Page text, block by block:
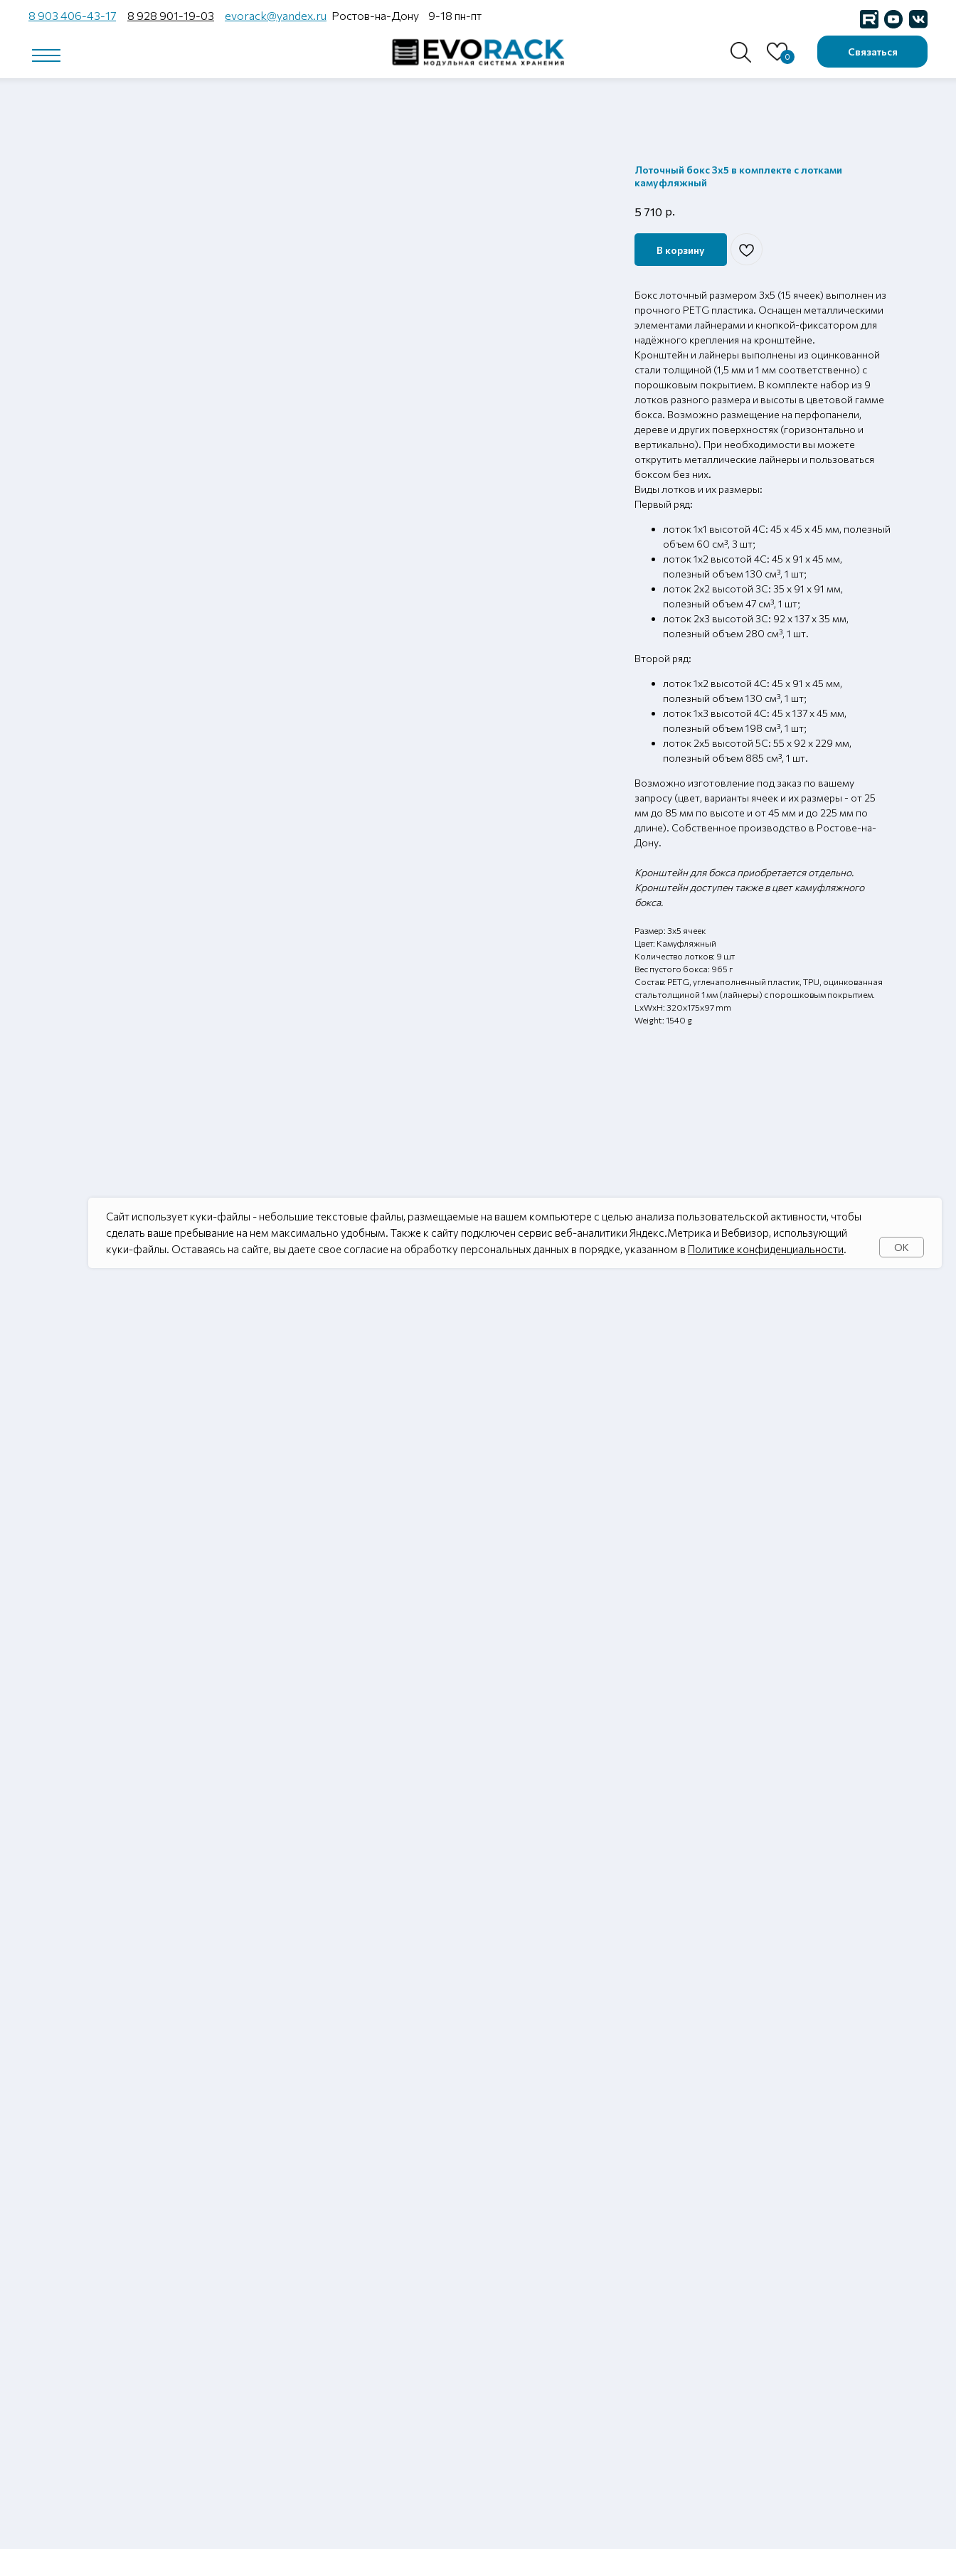
8 903 406-43-17
Связаться
Ростов-на-Дону
evorack@yandex.ru 9-18 пн-пт
8 928 901-19-03
0
Лоточный бокс 3х5 в комплекте с лотками
камуфляжный
5 710 р.
В корзину
Бокс лоточный размером 3х5 (15 ячеек) выполнен из
прочного PETG пластика. Оснащен металлическими
элементами лайнерами и кнопкой-фиксатором для
надёжного крепления на кронштейне.
Кронштейн и лайнеры выполнены из оцинкованной
стали толщиной (1,5 мм и 1 мм соответственно) с
порошковым покрытием. В комплекте набор из 9
лотков разного размера и высоты в цветовой гамме
бокса. Возможно размещение на перфопанели,
дереве и других поверхностях (горизонтально и
вертикально). При необходимости вы можете
открутить металлические лайнеры и пользоваться
боксом без них.
Виды лотков и их размеры:
Первый ряд:
лоток 1х1 высотой 4С: 45 х 45 х 45 мм, полезный
объем 60 см³, 3 шт;
лоток 1х2 высотой 4С: 45 х 91 х 45 мм,
полезный объем 130 см³, 1 шт;
лоток 2х2 высотой 3С: 35 х 91 х 91 мм,
полезный объем 47 см³, 1 шт;
лоток 2х3 высотой 3С: 92 х 137 х 35 мм,
полезный объем 280 см³, 1 шт.
Второй ряд:
лоток 1х2 высотой 4С: 45 х 91 х 45 мм,
полезный объем 130 см³, 1 шт;
лоток 1х3 высотой 4С: 45 х 137 х 45 мм,
полезный объем 198 см³, 1 шт;
лоток 2х5 высотой 5С: 55 х 92 х 229 мм,
полезный объем 885 см³, 1 шт.
Возможно изготовление под заказ по вашему
запросу (цвет, варианты ячеек и их размеры - от 25
мм до 85 мм по высоте и от 45 мм и до 225 мм по
длине). Собственное производство в Ростове-на-
Дону.
Кронштейн для бокса приобретается отдельно.
Кронштейн доступен также в цвет камуфляжного
бокса.
Размер: 3х5 ячеек
Цвет: Камуфляжный
Количество лотков: 9 шт
Вес пустого бокса: 965 г
Состав: PETG, угленаполненный пластик, TPU, оцинкованная
сталь толщиной 1 мм (лайнеры) с порошковым покрытием.
LxWxH: 320x175x97 mm
Weight: 1540 g
Сайт использует куки-файлы - небольшие текстовые файлы, размещаемые на вашем компьютере с целью анализа пользовательской активности, чтобы
сделать ваше пребывание на нем максимально удобным. Также к сайту подключен сервис веб-аналитики Яндекс.Метрика и Вебвизор, использующий
куки-файлы. Оставаясь на сайте, вы даете свое согласие на обработку персональных данных в порядке, указанном в Политике конфиденциальности. OK